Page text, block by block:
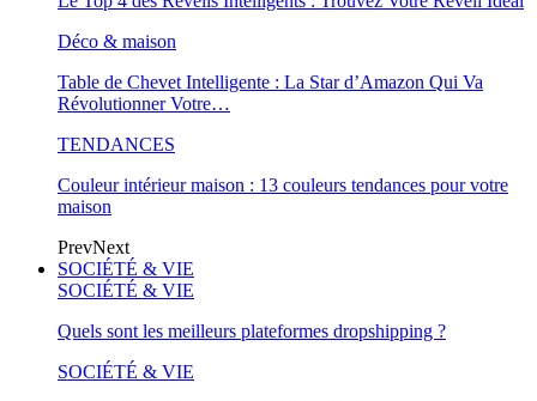
Déco & maison
Table de Chevet Intelligente : La Star d’Amazon Qui Va
Révolutionner Votre…
TENDANCES
Couleur intérieur maison : 13 couleurs tendances pour votre
maison
PrevNext
SOCIÉTÉ & VIE
SOCIÉTÉ & VIE
Quels sont les meilleurs plateformes dropshipping ?
SOCIÉTÉ & VIE